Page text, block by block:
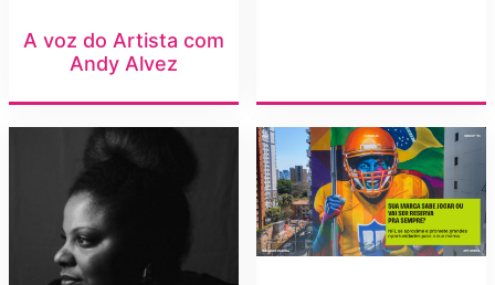
A voz do Artista com
Andy Alvez